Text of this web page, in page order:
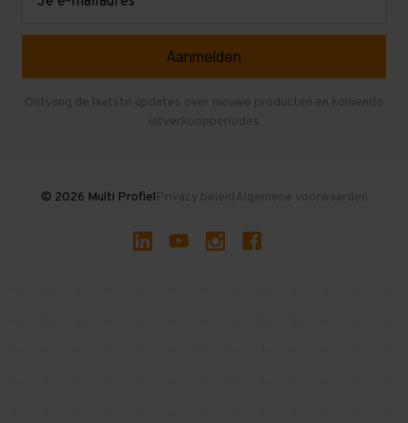
Gebruikte entresolvloeren
Ontvang de laatste updates over nieuwe producten en komende
uitverkoopperiodes
© 2026 Multi ProfielPrivacy beleidAlgemene voorwaarden